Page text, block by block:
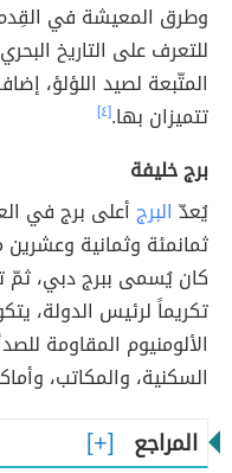
وطرق المعيشة في
للتعرف على التاريخ
المتّبعة لصيد اللؤلؤ،
تتميزان بها.[٤]
برج خليفة
يُعدّ البرجأعلى برج في
ثمانمئة وثمانية
كان يُسمى ببرج دبي، ثمّ
تكريماً لرئيس الدولة،
الألومنيوم المقاومة
السكنية، والمكاتب،
المراجع